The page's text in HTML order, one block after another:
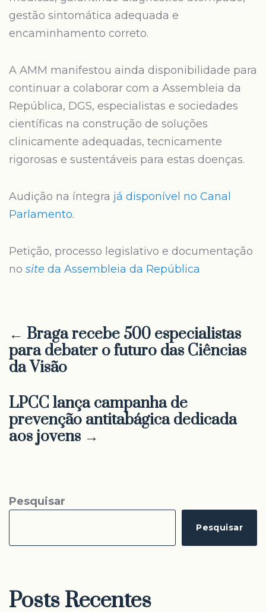
gestão sintomática adequada e
encaminhamento correto.
A AMM manifestou ainda disponibilidade para
continuar a colaborar com a Assembleia da
República, DGS, especialistas e sociedades
científicas na construção de soluções
clinicamente adequadas, tecnicamente
rigorosas e sustentáveis para estas doenças.
Audição na íntegra já disponível no Canal
Parlamento.
Petição, processo legislativo e documentação
no site da Assembleia da República
← Braga recebe 500 especialistas
para debater o futuro das Ciências
da Visão
LPCC lança campanha de
prevenção antitabágica dedicada
aos jovens →
Pesquisar
Pesquisar
Posts Recentes